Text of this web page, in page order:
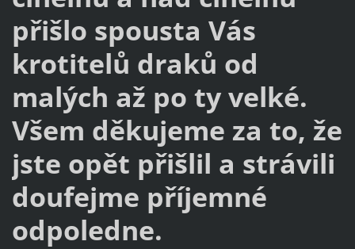
přišlo spousta Vás
krotitelů draků od
malých až po ty velké.
Všem děkujeme za to, že
jste opět přišlil a strávili
doufejme příjemné
odpoledne.